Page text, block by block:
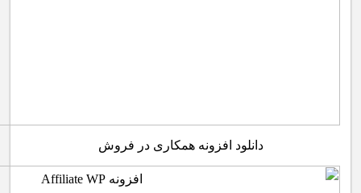
دانلود افزونه همکاری در فروش